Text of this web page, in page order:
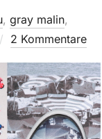
, gray malin,
2 Kommentare